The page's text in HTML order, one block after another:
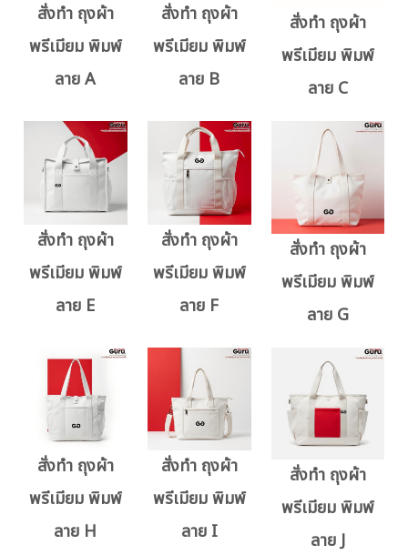
สั่งทำ ถุงผ้า
พรีเมียม พิมพ์
ลาย A
สั่งทำ ถุงผ้า
พรีเมียม พิมพ์
ลาย B
สั่งทำ ถุงผ้า
พรีเมียม พิมพ์
ลาย C
สั่งทำ ถุงผ้า
พรีเมียม พิมพ์
ลาย E
สั่งทำ ถุงผ้า
พรีเมียม พิมพ์
ลาย F
สั่งทำ ถุงผ้า
พรีเมียม พิมพ์
ลาย G
สั่งทำ ถุงผ้า
พรีเมียม พิมพ์
ลาย H
สั่งทำ ถุงผ้า
พรีเมียม พิมพ์
ลาย I
สั่งทำ ถุงผ้า
พรีเมียม พิมพ์
ลาย J